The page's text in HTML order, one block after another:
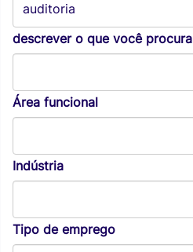
descrever o que você procura
Área funcional
Indústria
Tipo de emprego